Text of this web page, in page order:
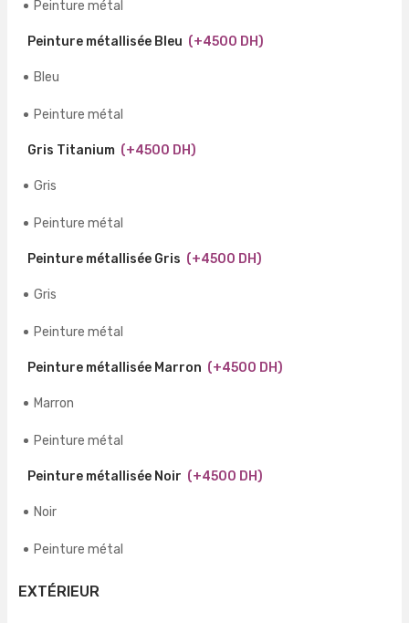
Peinture métal
Peinture métallisée Bleu (+4500 DH)
Bleu
Peinture métal
Gris Titanium (+4500 DH)
Gris
Peinture métal
Peinture métallisée Gris (+4500 DH)
Gris
Peinture métal
Peinture métallisée Marron (+4500 DH)
Marron
Peinture métal
Peinture métallisée Noir (+4500 DH)
Noir
Peinture métal
EXTÉRIEUR